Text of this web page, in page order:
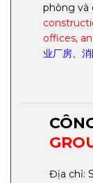
phòng và
offices,
业厂房、
Địa chỉ: